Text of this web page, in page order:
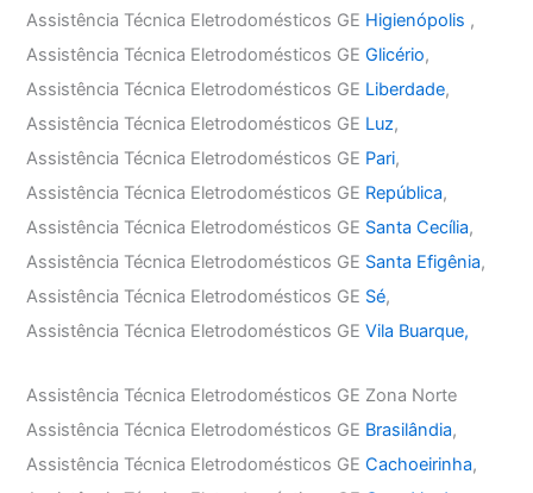
Assistência Técnica Eletrodomésticos GE Higienópolis ,
Assistência Técnica Eletrodomésticos GEGlicério,
Assistência Técnica Eletrodomésticos GE Liberdade,
Assistência Técnica Eletrodomésticos GE Luz,
Assistência Técnica Eletrodomésticos GE Pari,
Assistência Técnica Eletrodomésticos GE República,
Assistência Técnica Eletrodomésticos GE Santa Cecília,
Assistência Técnica Eletrodomésticos GE Santa Efigênia,
Assistência Técnica Eletrodomésticos GE Sé,
Assistência Técnica Eletrodomésticos GEVila Buarque,
Assistência Técnica Eletrodomésticos GE Zona Norte
Assistência Técnica Eletrodomésticos GE Brasilândia,
Assistência Técnica Eletrodomésticos GECachoeirinha,